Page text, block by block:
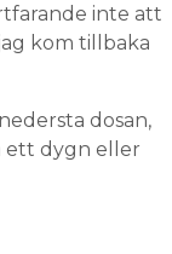
inte att
kom tillbaka
dosan,
ett dygn eller